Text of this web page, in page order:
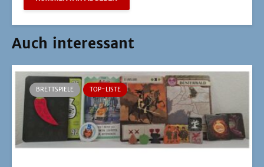
Auch interessant
BRETTSPIELE TOP-LISTE